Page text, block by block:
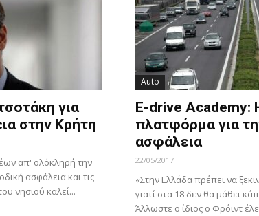
για
στην Κρήτη
απ' ολόκληρή την
ασφάλεια και τις
νησιού καλεί...
Auto
E-drive Academy:
πλατφόρμα για
ασφάλεια
22/05/2017
«Στην Ελλάδα πρέπει να
γιατί στα 18 δεν θα μάθει
Άλλωστε ο ίδιος ο Φρόιντ